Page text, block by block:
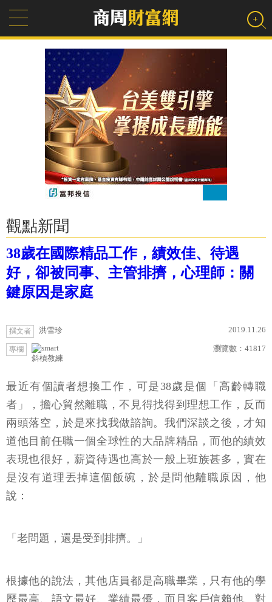
觀點新聞
38歲在國際精品工作，績效佳、待遇
好，卻被同事、主管排擠，心理師：關
鍵原因是家庭
撰文者 洪雪珍 2019.11.26
專欄
斜槓教練
瀏覽數： 41817
最近有個讀者想換工作，可是38歲是個「高齡轉職
者」，擔心貿然離職，不見得找得到理想工作，反而
兩頭落空，於是來找我做諮詢。我們深談之後，才知
道他目前任職一個全球性的大品牌精品，而他的績效
表現也很好，薪資待遇也高於一般上班族甚多，實在
是沒有道理丟掉這個飯碗，於是問他離職原因，他
說：
「老問題，還是受到排擠。」
根據他的說法，其他店員都是高職畢業，只有他的學
歷最高、語文最好、業績最優，而且客戶信賴他、對